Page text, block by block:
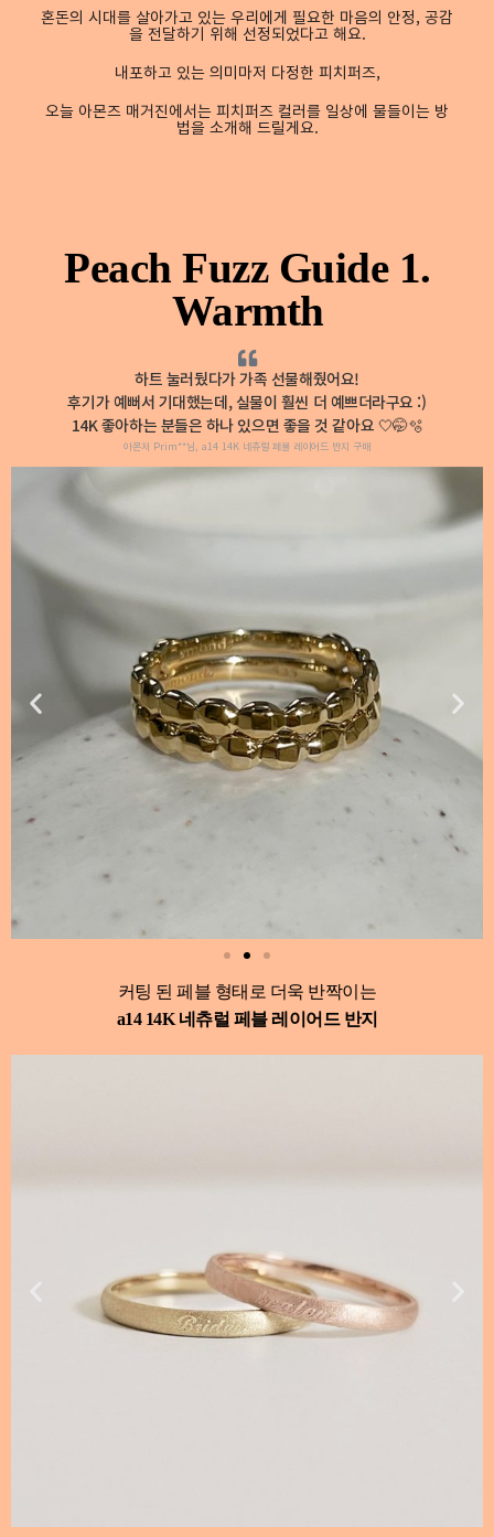
혼돈의 시대를 살아가고 있는 우리에게 필요한 마음의 안정, 공감
을 전달하기 위해 선정되었다고 해요.
내포하고 있는 의미마저 다정한 피치퍼즈,
오늘 아몬즈 매거진에서는 피치퍼즈 컬러를 일상에 물들이는 방
법을 소개해 드릴게요.
Peach Fuzz Guide 1.
Warmth
하트 눌러뒀다가 가족 선물해줬어요!
후기가 예뻐서 기대했는데, 실물이 훨씬 더 예쁘더라구요 :)
14K 좋아하는 분들은 하나 있으면 좋을 것 같아요 🤍🤭🫧
아몬저 Prim**님, a14 14K 네츄럴 페블 레이어드 반지 구매
커팅 된 페블 형태로 더욱 반짝이는
a14 14K 네츄럴 페블 레이어드 반지